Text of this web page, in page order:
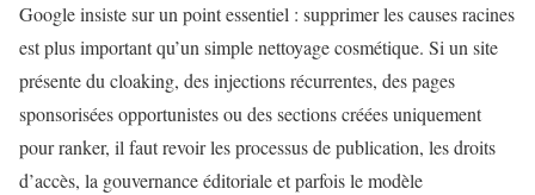
Google insiste sur un point essentiel : supprimer les causes racines
est plus important qu’un simple nettoyage cosmétique. Si un site
présente du cloaking, des injections récurrentes, des pages
sponsorisées opportunistes ou des sections créées uniquement
pour ranker, il faut revoir les processus de publication, les droits
d’accès, la gouvernance éditoriale et parfois le modèle